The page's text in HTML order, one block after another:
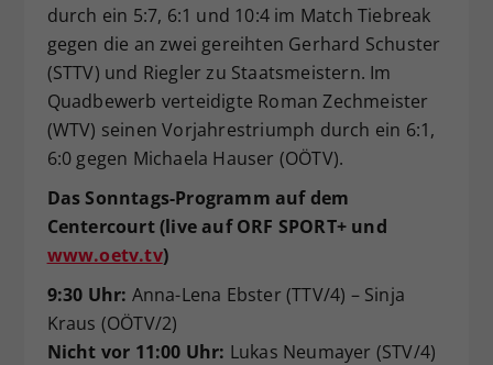
durch ein 5:7, 6:1 und 10:4 im Match Tiebreak
gegen die an zwei gereihten Gerhard Schuster
(STTV) und Riegler zu Staatsmeistern. Im
Quadbewerb verteidigte Roman Zechmeister
(WTV) seinen Vorjahrestriumph durch ein 6:1,
6:0 gegen Michaela Hauser (OÖTV).
Das Sonntags-Programm auf dem
Centercourt (live auf ORF SPORT+ und
www.oetv.tv)
9:30 Uhr: Anna-Lena Ebster (TTV/4) – Sinja
Kraus (OÖTV/2)
Nicht vor 11:00 Uhr: Lukas Neumayer (STV/4)